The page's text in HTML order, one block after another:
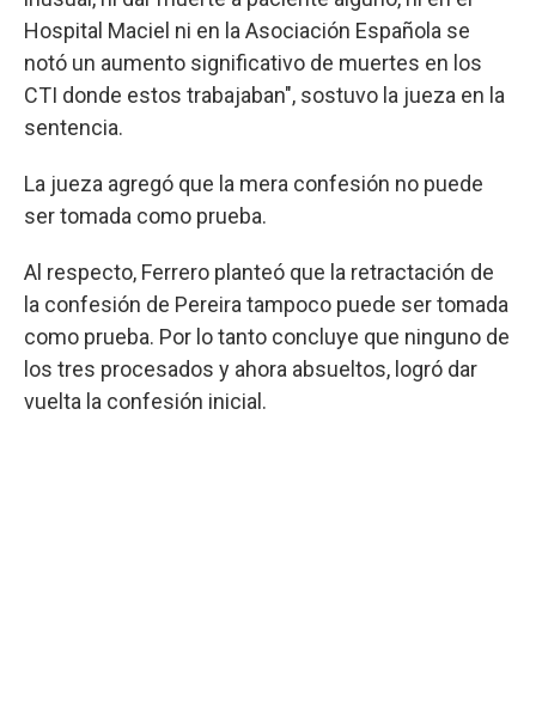
Hospital Maciel ni en la Asociación Española se
notó un aumento significativo de muertes en los
CTI donde estos trabajaban", sostuvo la jueza en la
sentencia.
La jueza agregó que la mera confesión no puede
ser tomada como prueba.
Al respecto, Ferrero planteó que la retractación de
la confesión de Pereira tampoco puede ser tomada
como prueba. Por lo tanto concluye que ninguno de
los tres procesados y ahora absueltos, logró dar
vuelta la confesión inicial.